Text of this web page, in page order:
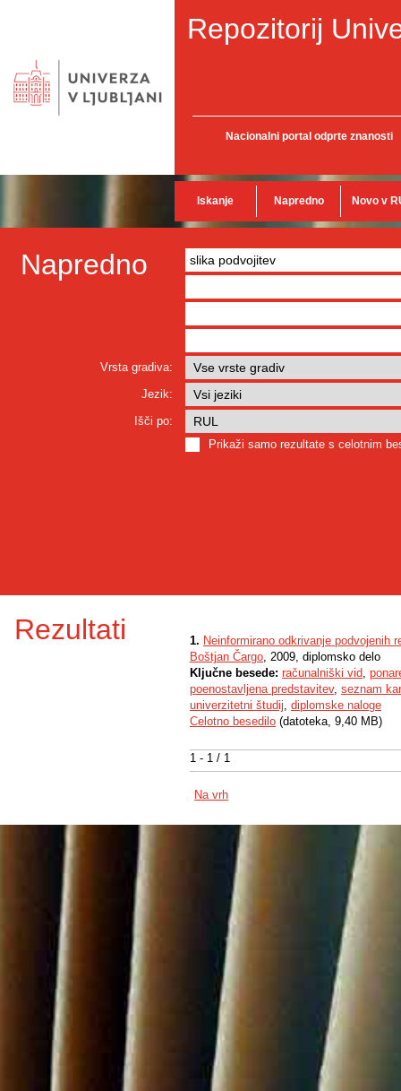
Repozitorij
Nacionalni portal odprte znanosti
Iskanje Napredno Novo v
Napredno
Vrsta gradiva:
Jezik:
Išči po:
Prikaži samo rezultate s celotnim
Rezultati
1 - 1 / 1
1. Neinformirano odkrivanje podvojenih
Boštjan Čargo, 2009, diplomsko delo
Ključne besede: računalniški vid,
poenostavljena predstavitev, seznam
univerzitetni študij, diplomske naloge
Celotno besedilo (datoteka, 9,40 MB)
Na vrh